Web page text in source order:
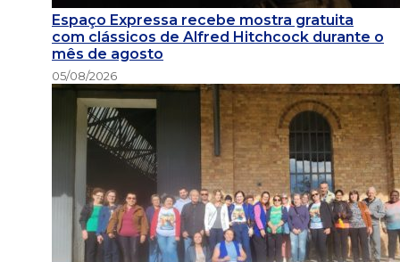
Espaço Expressa recebe mostra gratuita
com clássicos de Alfred Hitchcock durante o
mês de agosto
05/08/2026